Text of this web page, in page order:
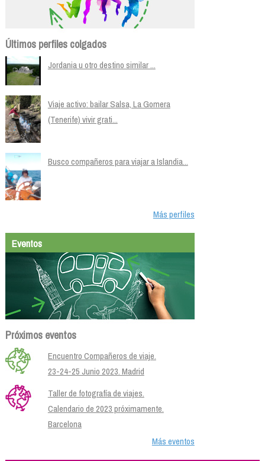
Últimos perfiles colgados
Jordania u otro destino similar ...
Viaje activo: bailar Salsa, La Gomera
(Tenerife) vivir grati...
Busco compañeros para viajar a Islandia...
Más perfiles
Eventos
Próximos eventos
Encuentro Compañeros de viaje.
23-24-25 Junio 2023. Madrid
Taller de fotografía de viajes.
Calendario de 2023 próximamente.
Barcelona
Más eventos